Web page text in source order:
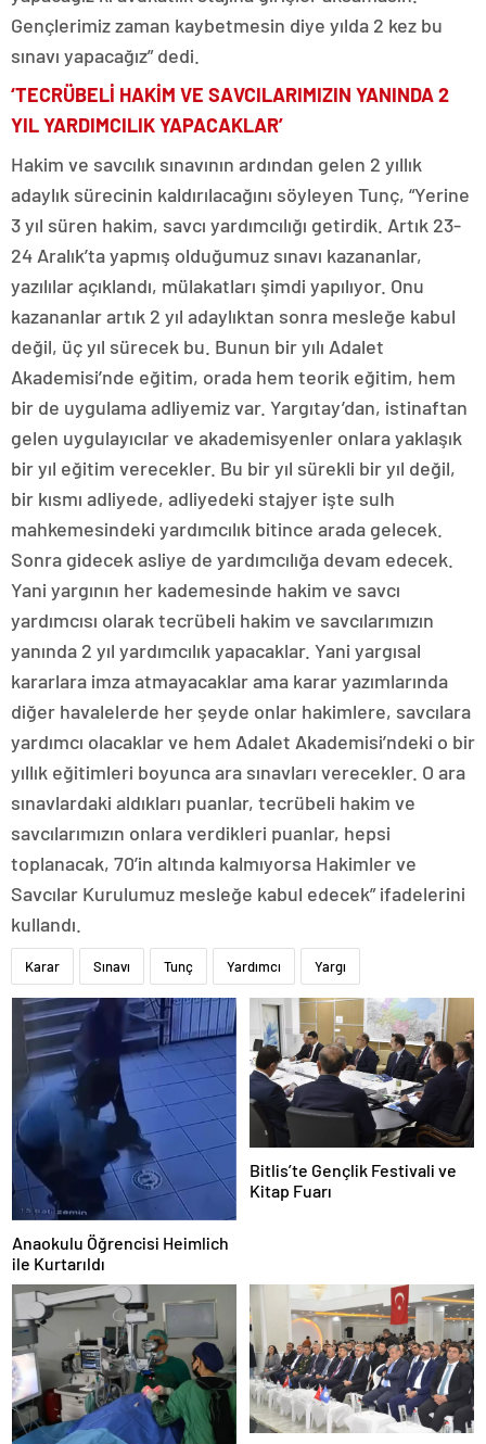
Gençlerimiz zaman kaybetmesin diye yılda 2 kez bu
sınavı yapacağız” dedi.
‘TECRÜBELİ HAKİM VE SAVCILARIMIZIN YANINDA 2
YIL YARDIMCILIK YAPACAKLAR’
Hakim ve savcılık sınavının ardından gelen 2 yıllık
adaylık sürecinin kaldırılacağını söyleyen Tunç, “Yerine
3 yıl süren hakim, savcı yardımcılığı getirdik. Artık 23-
24 Aralık’ta yapmış olduğumuz sınavı kazananlar,
yazılılar açıklandı, mülakatları şimdi yapılıyor. Onu
kazananlar artık 2 yıl adaylıktan sonra mesleğe kabul
değil, üç yıl sürecek bu. Bunun bir yılı Adalet
Akademisi’nde eğitim, orada hem teorik eğitim, hem
bir de uygulama adliyemiz var. Yargıtay’dan, istinaftan
gelen uygulayıcılar ve akademisyenler onlara yaklaşık
bir yıl eğitim verecekler. Bu bir yıl sürekli bir yıl değil,
bir kısmı adliyede, adliyedeki stajyer işte sulh
mahkemesindeki yardımcılık bitince arada gelecek.
Sonra gidecek asliye de yardımcılığa devam edecek.
Yani yargının her kademesinde hakim ve savcı
yardımcısı olarak tecrübeli hakim ve savcılarımızın
yanında 2 yıl yardımcılık yapacaklar. Yani yargısal
kararlara imza atmayacaklar ama karar yazımlarında
diğer havalelerde her şeyde onlar hakimlere, savcılara
yardımcı olacaklar ve hem Adalet Akademisi’ndeki o bir
yıllık eğitimleri boyunca ara sınavları verecekler. O ara
sınavlardaki aldıkları puanlar, tecrübeli hakim ve
savcılarımızın onlara verdikleri puanlar, hepsi
toplanacak, 70’in altında kalmıyorsa Hakimler ve
Savcılar Kurulumuz mesleğe kabul edecek” ifadelerini
kullandı.
Karar Sınavı Tunç Yardımcı Yargı
Anaokulu Öğrencisi Heimlich
ile Kurtarıldı
Bitlis’te Gençlik Festivali ve
Kitap Fuarı